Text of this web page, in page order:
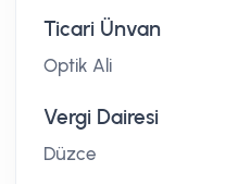
Ticari Ünvan
Optik Ali
Vergi Dairesi
Düzce